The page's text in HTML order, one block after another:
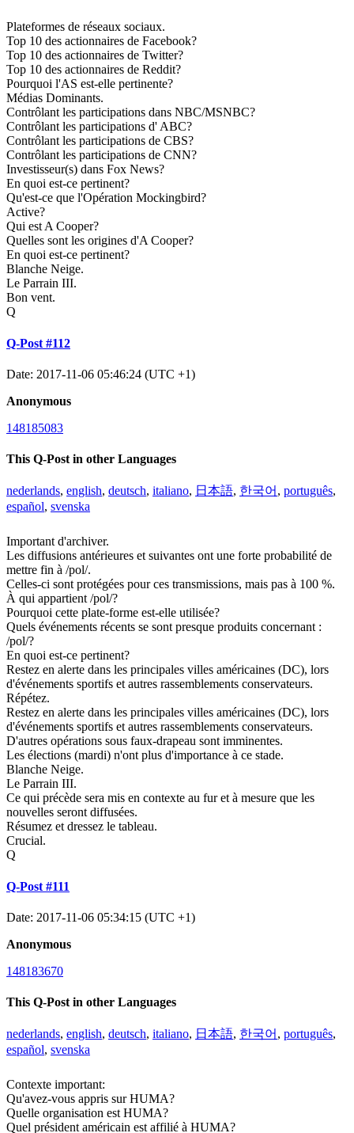
Plateformes de réseaux sociaux.
Top 10 des actionnaires de Facebook?
Top 10 des actionnaires de Twitter?
Top 10 des actionnaires de Reddit?
Pourquoi l'AS est-elle pertinente?
Médias Dominants.
Contrôlant les participations dans NBC/MSNBC?
Contrôlant les participations d' ABC?
Contrôlant les participations de CBS?
Contrôlant les participations de CNN?
Investisseur(s) dans Fox News?
En quoi est-ce pertinent?
Qu'est-ce que l'Opération Mockingbird?
Active?
Qui est A Cooper?
Quelles sont les origines d'A Cooper?
En quoi est-ce pertinent?
Blanche Neige.
Le Parrain III.
Bon vent.
Q
Q-Post #112
Date: 2017-11-06 05:46:24 (UTC +1)
Anonymous
148185083
This Q-Post in other Languages
nederlands, english, deutsch, italiano, 日本語, 한국어 , português,
español, svenska
Important d'archiver.
Les diffusions antérieures et suivantes ont une forte probabilité de
mettre fin à /pol/.
Celles-ci sont protégées pour ces transmissions, mais pas à 100 %.
À qui appartient /pol/?
Pourquoi cette plate-forme est-elle utilisée?
Quels événements récents se sont presque produits concernant :
/pol/?
En quoi est-ce pertinent?
Restez en alerte dans les principales villes américaines (DC), lors
d'événements sportifs et autres rassemblements conservateurs.
Répétez.
Restez en alerte dans les principales villes américaines (DC), lors
d'événements sportifs et autres rassemblements conservateurs.
D'autres opérations sous faux-drapeau sont imminentes.
Les élections (mardi) n'ont plus d'importance à ce stade.
Blanche Neige.
Le Parrain III.
Ce qui précède sera mis en contexte au fur et à mesure que les
nouvelles seront diffusées.
Résumez et dressez le tableau.
Crucial.
Q
Q-Post #111
Date: 2017-11-06 05:34:15 (UTC +1)
Anonymous
148183670
This Q-Post in other Languages
nederlands, english, deutsch, italiano, 日本語, 한국어 , português,
español, svenska
Contexte important:
Qu'avez-vous appris sur HUMA?
Quelle organisation est HUMA?
Quel président américain est affilié à HUMA?